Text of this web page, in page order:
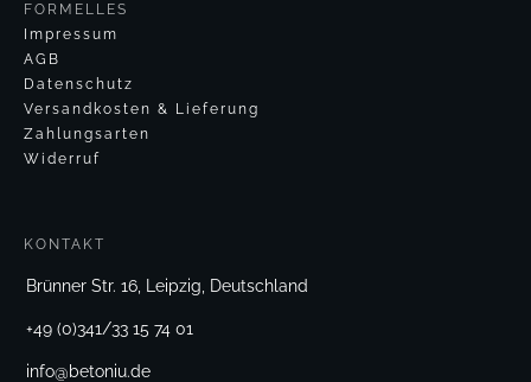
FORMELLES
Impressum
AGB
Datenschutz
Versandkosten & Lieferung
Zahlungsarten
Widerruf
KONTAKT
Brünner Str. 16, Leipzig, Deutschland
+49 (0)341/33 15 74 01
info@betoniu.de